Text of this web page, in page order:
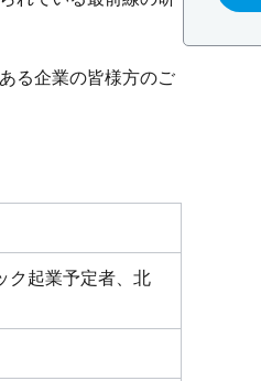
る企業の皆様方のご
ク起業予定者、北